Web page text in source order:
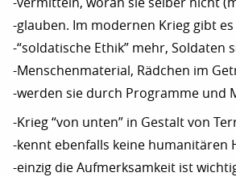
-vermitteln, woran sie selber nicht
-glauben. Im modernen Krieg gibt es
-“soldatische Ethik” mehr, Soldaten
-Menschenmaterial, Rädchen im
-werden sie durch Programme und
-Krieg “von unten” in Gestalt von
-kennt ebenfalls keine humanitären
-einzig die Aufmerksamkeit ist